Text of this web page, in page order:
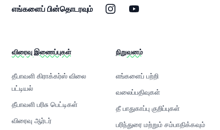
எங்களைப் பின்தொடரவும் இன்ஸ்டாகிராம்
யூடியூப்
விரைவு இணைப்புகள்
தீபாவளி கிராக்கர்ஸ் விலை
பட்டியல்
தீபாவளி பரிசு பெட்டிகள்
விரைவு ஆர்டர்
நிறுவனம்
எங்களைப் பற்றி
வலைப்பதிவுகள்
தீ பாதுகாப்பு குறிப்புகள்
பரிந்துரை மற்றும் சம்பாதிக்கவும்